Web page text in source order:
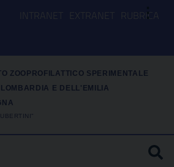
⋮
INTRANET EXTRANET RUBRICA
ZOOPROFILATTICO SPERIMENTALE
E DELL'EMILIA